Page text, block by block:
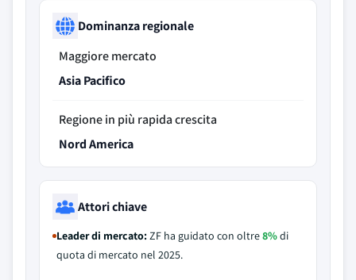
Dominanza regionale
Maggiore mercato
Asia Pacifico
Regione in più rapida crescita
Nord America
Attori chiave
Leader di mercato:ZF ha guidato con oltre8%di
quota di mercato nel 2025.